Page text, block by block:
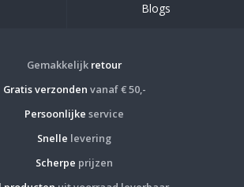
Blogs
Gemakkelijk retour
Gratis verzonden vanaf € 50,-
Persoonlijke service
Snelle levering
Scherpe prijzen